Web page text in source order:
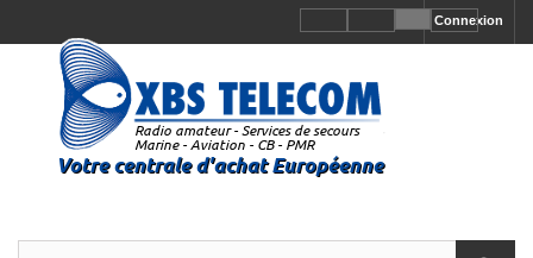
Connexion